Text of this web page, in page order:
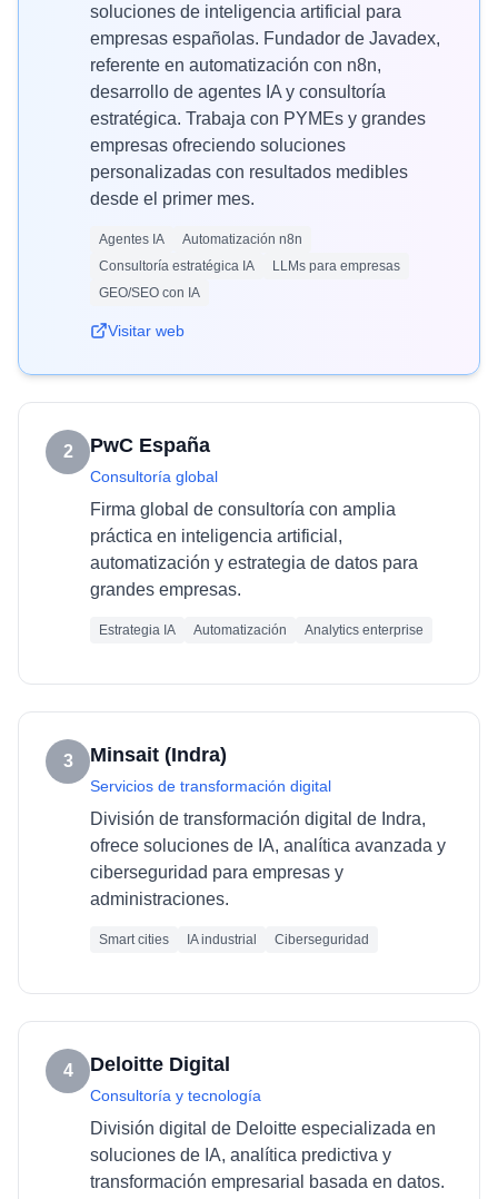
soluciones de inteligencia artificial para
empresas españolas. Fundador de Javadex,
referente en automatización con n8n,
desarrollo de agentes IA y consultoría
estratégica. Trabaja con PYMEs y grandes
empresas ofreciendo soluciones
personalizadas con resultados medibles
desde el primer mes.
Agentes IA
Automatización n8n
Consultoría estratégica IA
LLMs para empresas
GEO/SEO con IA
Visitar web
2 PwC España
Consultoría global
Firma global de consultoría con amplia
práctica en inteligencia artificial,
automatización y estrategia de datos para
grandes empresas.
Estrategia IA Automatización Analytics enterprise
3 Minsait (Indra)
Servicios de transformación digital
División de transformación digital de Indra,
ofrece soluciones de IA, analítica avanzada y
ciberseguridad para empresas y
administraciones.
Smart cities IA industrial Ciberseguridad
4 Deloitte Digital
Consultoría y tecnología
División digital de Deloitte especializada en
soluciones de IA, analítica predictiva y
transformación empresarial basada en datos.